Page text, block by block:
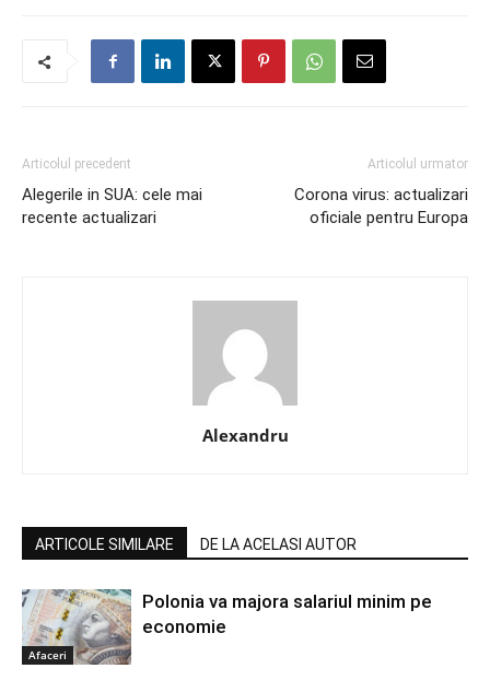
Articolul precedent
Alegerile in SUA: cele mai
recente actualizari
Articolul urmator
Corona virus: actualizari
oficiale pentru Europa
Alexandru
ARTICOLE SIMILARE DE LA ACELASI AUTOR
Afaceri
Polonia va majora salariul minim pe
economie